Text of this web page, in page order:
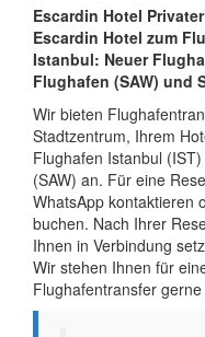
Escardin Hotel
Escardin Hotel zum
Istanbul: Neuer
Flughafen (SAW) und
Wir bieten
Stadtzentrum, Ihrem
Flughafen Istanbul
(SAW) an. Für eine
WhatsApp kontaktieren
buchen. Nach Ihrer
Ihnen in Verbindung
Wir stehen Ihnen für
Flughafentransfer